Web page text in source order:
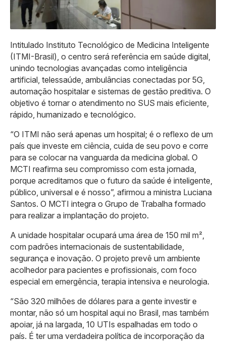
Intitulado Instituto Tecnológico de Medicina Inteligente
(ITMI-Brasil), o centro será referência em saúde digital,
unindo tecnologias avançadas como inteligência
artificial, telessaúde, ambulâncias conectadas por 5G,
automação hospitalar e sistemas de gestão preditiva. O
objetivo é tornar o atendimento no SUS mais eficiente,
rápido, humanizado e tecnológico.
“O ITMI não será apenas um hospital; é o reflexo de um
país que investe em ciência, cuida de seu povo e corre
para se colocar na vanguarda da medicina global. O
MCTI reafirma seu compromisso com esta jornada,
porque acreditamos que o futuro da saúde é inteligente,
público, universal e é nosso”, afirmou a ministra Luciana
Santos. O MCTI integra o Grupo de Trabalha formado
para realizar a implantação do projeto.
A unidade hospitalar ocupará uma área de 150 mil m²,
com padrões internacionais de sustentabilidade,
segurança e inovação. O projeto prevê um ambiente
acolhedor para pacientes e profissionais, com foco
especial em emergência, terapia intensiva e neurologia.
“São 320 milhões de dólares para a gente investir e
montar, não só um hospital aqui no Brasil, mas também
apoiar, já na largada, 10 UTIs espalhadas em todo o
país. É ter uma verdadeira política de incorporação da